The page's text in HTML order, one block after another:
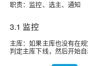
职责：监控、选主、通知
3.1 监控
主库：如果主库也没有在
判定主库下线，然后开始